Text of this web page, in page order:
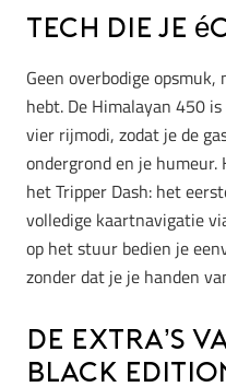
Tech die je
Geen overbodige
hebt. De Himalayan 450
vier rijmodi, zodat je de
ondergrond en je humeur.
het Tripper Dash: het
volledige kaartnavigatie
op het stuur bedien je
zonder dat je je handen
De extra’s
Black